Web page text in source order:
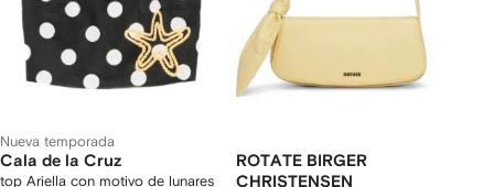
Nueva temporada
Cala de la Cruz
top Ariella con motivo de lunares
ROTATE BIRGER
CHRISTENSEN